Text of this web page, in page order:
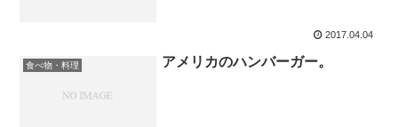
2017.04.04
食べ物・料理 アメリカのハンバーガー。